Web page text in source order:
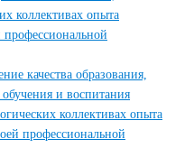
коллективах опыта
профессиональной
качества образования,
и воспитания
коллективах опыта
профессиональной